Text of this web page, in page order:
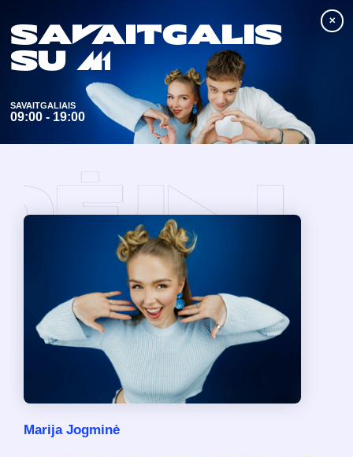
1830
✕
SAVAitgAlis
su M1
SAVAITGALIAIS
09:00 - 19:00
Marija Jogminė